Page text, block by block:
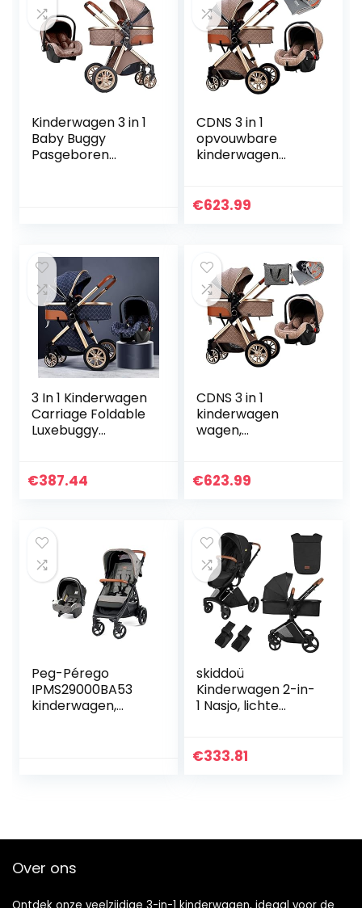
Kinderwagen 3 in 1
Baby Buggy
Pasgeboren
CDNS 3 in 1
opvouwbare
kinderwagen
kinderwagen met
€623.99
3 In 1 Kinderwagen
Carriage Foldable
Luxebuggy
Springs High View
€387.44
CDNS 3 in 1
kinderwagen
wagen,
kinderwagen
kinderwagen…
€623.99
Peg-Pérego
IPMS29000BA53
kinderwagen,
skiddoü
Kinderwagen 2-in-
1 Nasjo, lichte
aluminium frame,
€333.81
Over ons